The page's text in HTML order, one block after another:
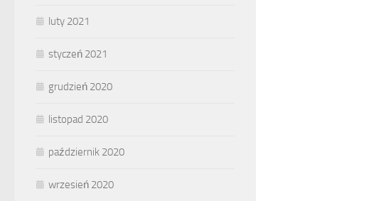
luty 2021
styczeń 2021
grudzień 2020
listopad 2020
październik 2020
wrzesień 2020